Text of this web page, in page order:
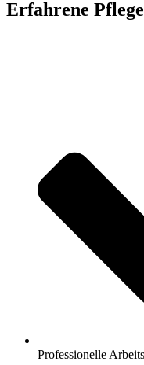
Erfahrene
Professionelle